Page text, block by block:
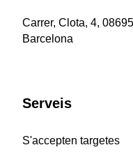
Carrer, Clota, 4,
Barcelona
Serveis
S'accepten targetes